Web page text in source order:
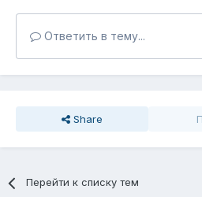
Ответить в тему...
Share
Перейти к списку тем